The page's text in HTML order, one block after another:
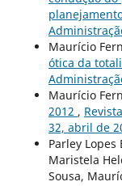
Maurício
ótica da
Maurício
2012 ,
32, abril de
Parley
Maristela
Sousa,